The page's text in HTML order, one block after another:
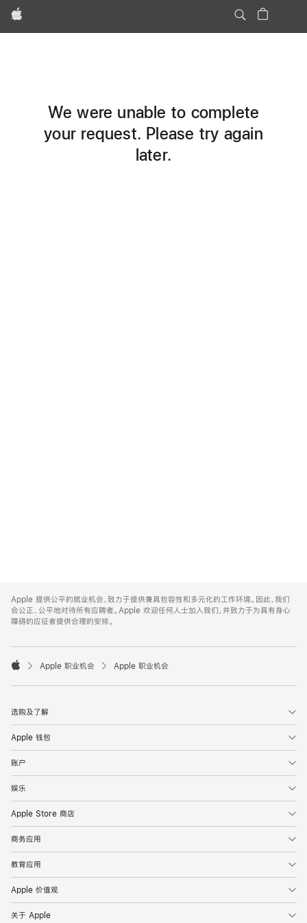
Apple
We were unable to complete
your request. Please try again
later.
Footer
Apple 提供公平的就业机会，致力于提供兼具包容性和多元化的工作环境。因此，我们
会公正、公平地对待所有应聘者。Apple 欢迎任何人士加入我们，并致力于为具有身心
障碍的应征者提供合理的安排。

Apple 职业机会 Apple 职业机会
选购及了解
Apple 钱包
账户
娱乐
Apple Store 商店
商务应用
教育应用
Apple 价值观
关于 Apple